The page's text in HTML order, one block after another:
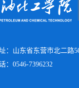
：山东省东营市北二路
：0546-7396232